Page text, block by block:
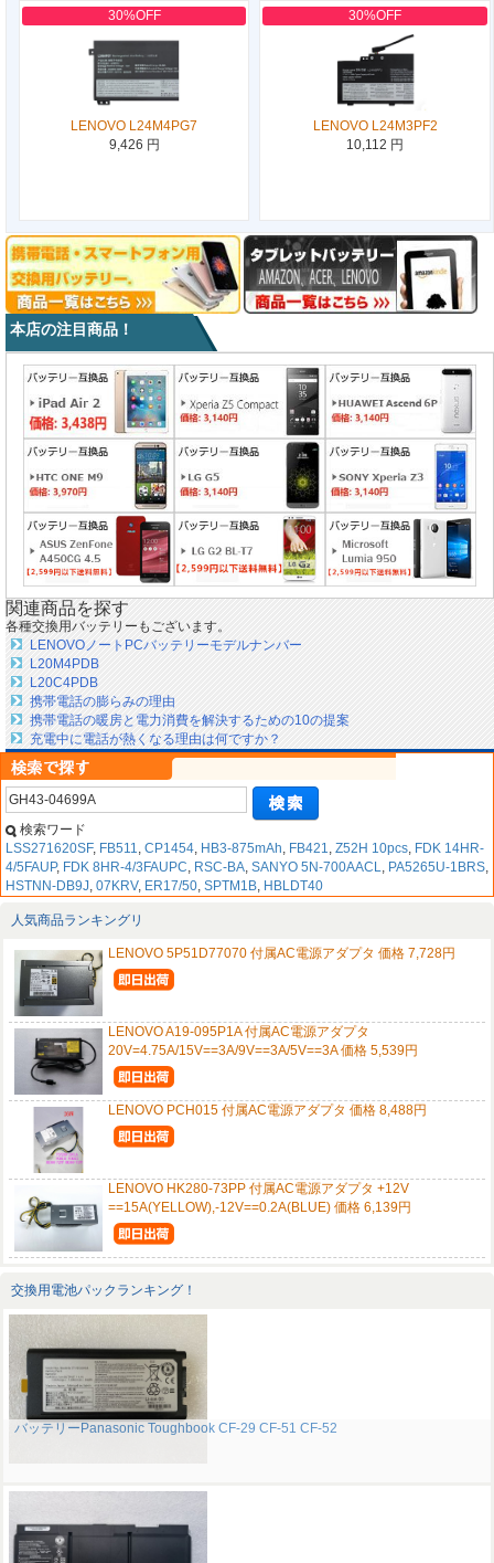
30%OFF
LENOVO L24M4PG7
9,426 円
30%OFF
LENOVO L24M3PF2
10,112 円
本店の注目商品！
関連商品を探す
各種交換用バッテリーもございます。
LENOVOノートPCバッテリーモデルナンバー
L20M4PDB
L20C4PDB
携帯電話の膨らみの理由
携帯電話の暖房と電力消費を解決するための10の提案
充電中に電話が熱くなる理由は何ですか？
検索ワード
LSS271620SF, FB511, CP1454, HB3-875mAh, FB421, Z52H 10pcs, FDK 14HR-
4/5FAUP, FDK 8HR-4/3FAUPC, RSC-BA, SANYO 5N-700AACL, PA5265U-1BRS,
HSTNN-DB9J, 07KRV, ER17/50, SPTM1B, HBLDT40
人気商品ランキングリ
LENOVO 5P51D77070 付属AC電源アダプタ 価格 7,728円
LENOVO A19-095P1A 付属AC電源アダプタ
20V=4.75A/15V==3A/9V==3A/5V==3A 価格 5,539円
LENOVO PCH015 付属AC電源アダプタ 価格 8,488円
LENOVO HK280-73PP 付属AC電源アダプタ +12V
==15A(YELLOW),-12V==0.2A(BLUE) 価格 6,139円
交換用電池パックランキング！
バッテリーPanasonic Toughbook CF-29 CF-51 CF-52